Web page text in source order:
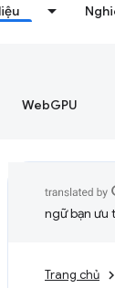
WebGPU
ngữ bạn ưu
Trang chủ